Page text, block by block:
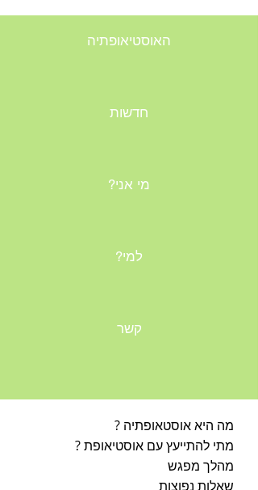
? מה היא אוסטאופתיה
? מתי להתייעץ עם אוסטיאופת
מהלך מפגש
שאלות נפוצות
האוסטיאופתיה
חדשות
?מי אני
?למי
קשר